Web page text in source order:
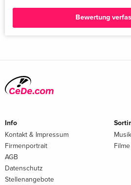
Bewertung
Info
Kontakt & Impressum
Firmenportrait
AGB
Datenschutz
Stellenangebote
Musik
Filme